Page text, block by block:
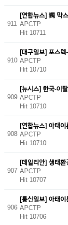
911
[연합뉴스] 獨 막
APCTP
Hit 10711
910
[대구일보] 포스텍
APCTP
Hit 10710
909
[뉴시스] 한국-이
APCTP
Hit 10710
908
[연합뉴스] 아태이
APCTP
Hit 10710
907
[데일리안] 생태환
APCTP
Hit 10707
906
[통신일보] 아태이
APCTP
Hit 10706